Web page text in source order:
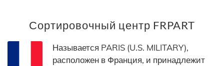
Сортировочный центр FRPART
Называется PARIS (U.S. MILITARY),
расположен в Франция, и принадлежит